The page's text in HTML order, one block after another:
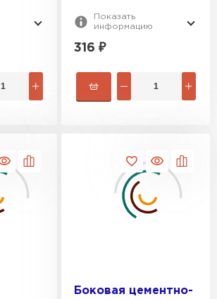
Показать
информацию
316 ₽
Боковая цементно-
Профилированный лист